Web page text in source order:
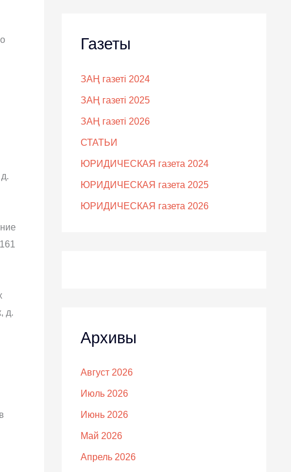
д.
Газеты
ЗАҢ газеті 2024
ЗАҢ газеті 2025
ЗАҢ газеті 2026
СТАТЬИ
ЮРИДИЧЕСКАЯ газета 2024
ЮРИДИЧЕСКАЯ газета 2025
ЮРИДИЧЕСКАЯ газета 2026
Архивы
Август 2026
Июль 2026
Июнь 2026
Май 2026
Апрель 2026